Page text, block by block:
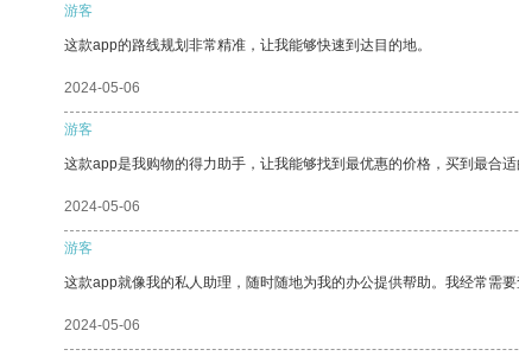
游客
这款app的路线规划非常精准，让我能够快速到达目的地。
2024-05-06
游客
这款app是我购物的得力助手，让我能够找到最优惠的价格，买到最合适
2024-05-06
游客
这款app就像我的私人助理，随时随地为我的办公提供帮助。我经常需
2024-05-06